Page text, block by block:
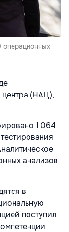
операционных
центра (НАЦ),
1 064
анализов
в
поступил